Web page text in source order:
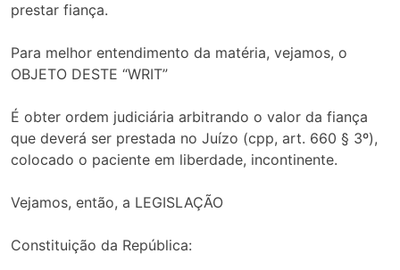
prestar fiança.
Para melhor entendimento da matéria, vejamos, o
OBJETO DESTE “WRIT”
É obter ordem judiciária arbitrando o valor da fiança
que deverá ser prestada no Juízo (cpp, art. 660 § 3º),
colocado o paciente em liberdade, incontinente.
Vejamos, então, a LEGISLAÇÃO
Constituição da República: